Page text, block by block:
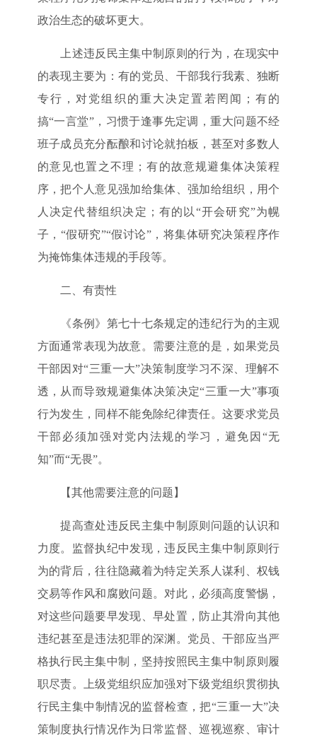
政治生态的破坏更大。
上述违反民主集中制原则的行为，在现实中
的表现主要为：有的党员、干部我行我素、独断
专行，对党组织的重大决定置若罔闻；有的
搞“一言堂”，习惯于逢事先定调，重大问题不经
班子成员充分酝酿和讨论就拍板，甚至对多数人
的意见也置之不理；有的故意规避集体决策程
序，把个人意见强加给集体、强加给组织，用个
人决定代替组织决定；有的以“开会研究”为幌
子，“假研究”“假讨论”，将集体研究决策程序作
为掩饰集体违规的手段等。
二、有责性
《条例》第七十七条规定的违纪行为的主观
方面通常表现为故意。需要注意的是，如果党员
干部因对“三重一大”决策制度学习不深、理解不
透，从而导致规避集体决策决定“三重一大”事项
行为发生，同样不能免除纪律责任。这要求党员
干部必须加强对党内法规的学习，避免因“无
知”而“无畏”。
【其他需要注意的问题】
提高查处违反民主集中制原则问题的认识和
力度。监督执纪中发现，违反民主集中制原则行
为的背后，往往隐藏着为特定关系人谋利、权钱
交易等作风和腐败问题。对此，必须高度警惕，
对这些问题要早发现、早处置，防止其滑向其他
违纪甚至是违法犯罪的深渊。党员、干部应当严
格执行民主集中制，坚持按照民主集中制原则履
职尽责。上级党组织应加强对下级党组织贯彻执
行民主集中制情况的监督检查，把“三重一大”决
策制度执行情况作为日常监督、巡视巡察、审计